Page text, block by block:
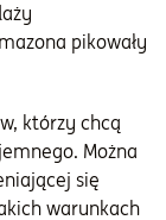
pikowały
którzy chcą
Można
się
warunkach